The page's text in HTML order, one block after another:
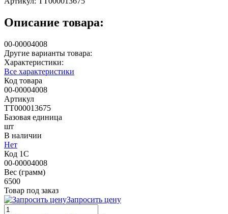
Описание товара:
00-00004008
Другие варианты товара:
Характеристики:
Все характеристики
Код товара
00-00004008
Артикул
ТТ000013675
Базовая единица
шт
В наличии
Нет
Код 1С
00-00004008
Вес (грамм)
6500
Товар под заказ
Запросить цену